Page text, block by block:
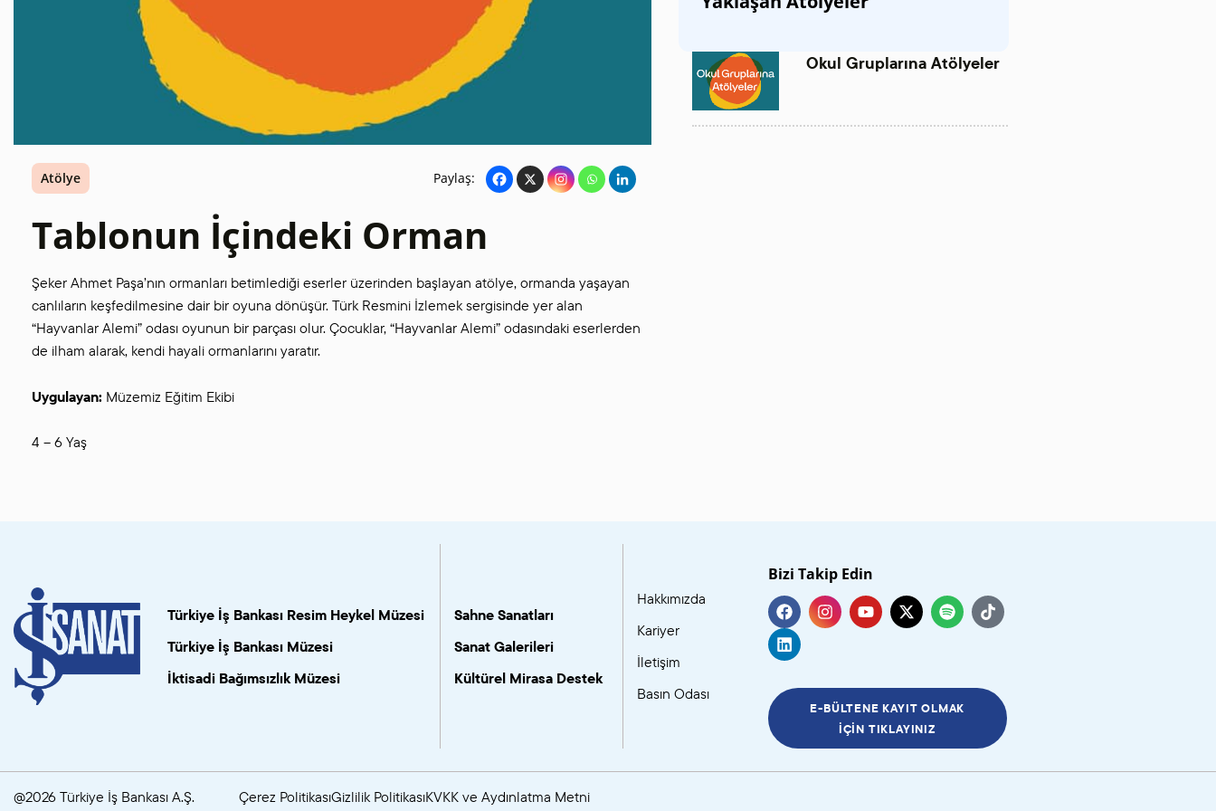
SANAT GALERILERI
KÜLTÜREL MIRASA
DESTEK
Atölye Paylaş:
Tablonun İçindeki Orman
Şeker Ahmet Paşa’nın ormanları betimlediği eserler üzerinden başlayan atölye, ormanda yaşayan
canlıların keşfedilmesine dair bir oyuna dönüşür. Türk Resmini İzlemek sergisinde yer alan
“Hayvanlar Alemi” odası oyunun bir parçası olur. Çocuklar, “Hayvanlar Alemi” odasındaki eserlerden
de ilham alarak, kendi hayali ormanlarını yaratır.
Uygulayan: Müzemiz Eğitim Ekibi
4 – 6 Yaş
Okul Gruplarına Atölyeler
Türkiye İş Bankası Resim Heykel Müzesi
Türkiye İş Bankası Müzesi
İktisadi Bağımsızlık Müzesi
Sahne Sanatları
Sanat Galerileri
Kültürel Mirasa Destek
Hakkımızda
Kariyer
İletişim
Basın Odası
Bizi Takip Edin
E-BÜLTENE KAYIT OLMAK
İÇIN TIKLAYINIZ
@2026 Türkiye İş Bankası A.Ş. Çerez PolitikasıGizlilik PolitikasıKVKK ve Aydınlatma Metni